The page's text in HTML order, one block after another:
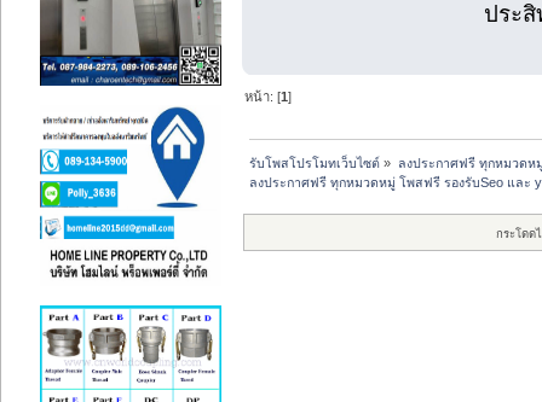
ประ
หน้า: [1]
รับโพสโปรโมทเว็บไซต์ » ลงประกาศฟรี ทุกหมวดห
ลงประกาศฟรี ทุกหมวดหมู่ โพสฟรี รองรับSeo และ
กระโดด